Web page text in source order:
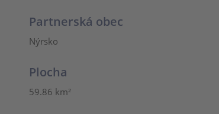
Partnerská obec
Nýrsko
Plocha
59.86 km²